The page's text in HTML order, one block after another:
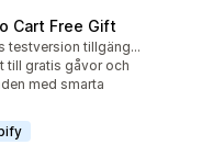
Cart Free Gift
Gratis testversion tillgänglig
till gratis gåvor och
med smarta